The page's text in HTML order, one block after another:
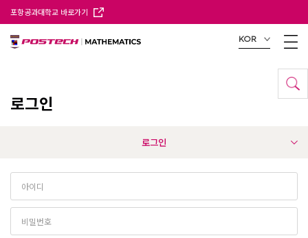
포항공과대학교 바로가기
KOR
로그인
로그인